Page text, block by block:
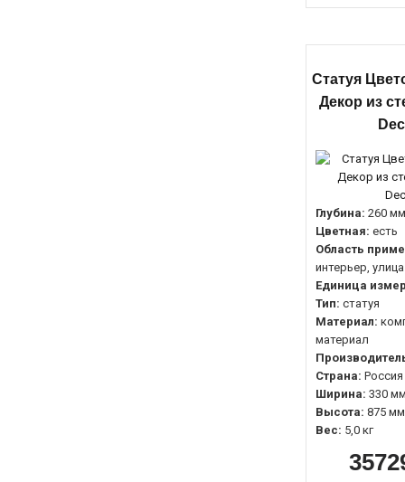
Статуя
Декор из
Глубина: 260 мм
Цветная: есть
Область
интерьер, улица
Единица
Тип: статуя
Материал:
материал
Страна: Россия
Ширина: 330
Высота: 875 мм
Вес: 5,0 кг